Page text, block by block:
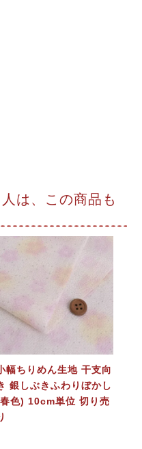
は、この商品も
幅ちりめん生地 干支向
銀しぶきふわりぼかし
色) 10cm単位 切り売